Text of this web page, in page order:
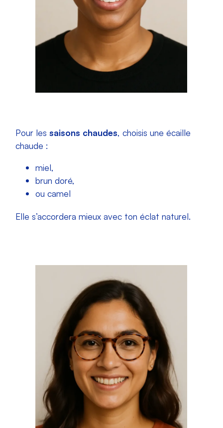
Pour lessaisons chaudes, choisis une écaille
chaude :
miel,
brun doré,
ou camel
Elle s’accordera mieux avec ton éclat naturel.